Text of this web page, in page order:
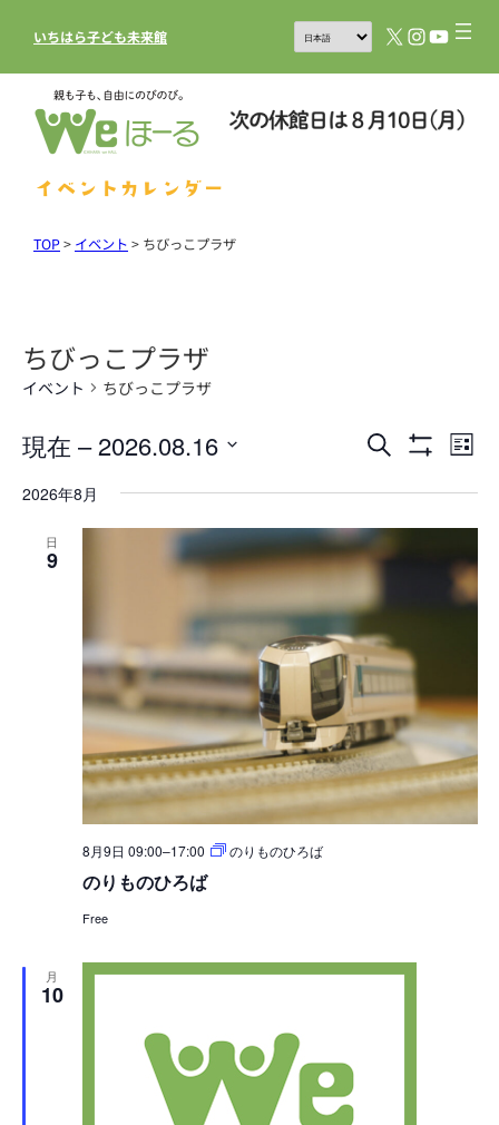
いちはら子ども未来館 X Instagram
YouTube
イベントカレンダー
TOP> イベント > ちびっこプラザ
ちびっこプラザ
イベント ちびっこプラザ
イ
ト
を
検
索
し
て
ナ
ビ
ゲ
ン
検
ル
イ
ト
ビ
ュ
ビ
ゲ
ー
シ
ョ
List
現在 – 2026.08.16
付
2026年8月
日
9
8月9日 09:00–17:00 のりものひろば
のりものひろば
Free
月
10